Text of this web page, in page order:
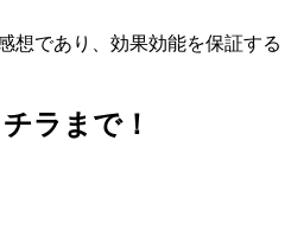
想であり、効果効能を保証する
ラまで！